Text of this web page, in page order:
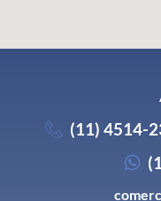
(11) 4514-